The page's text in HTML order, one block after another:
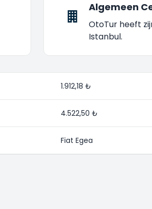
Algemeen
OtoTur heeft
Istanbul.
1.912,18 ₺
4.522,50 ₺
Fiat Egea